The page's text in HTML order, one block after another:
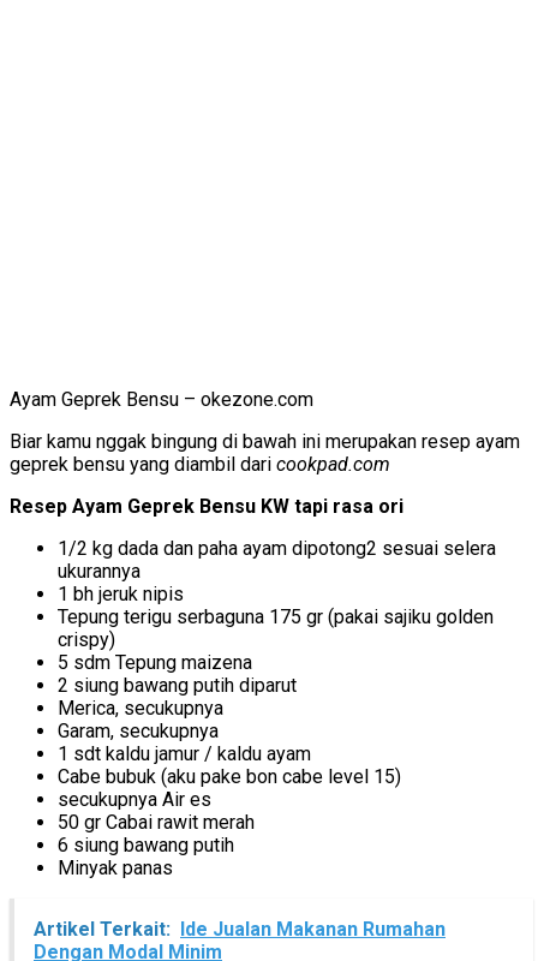
Ayam Geprek Bensu – okezone.com
Biar kamu nggak bingung di bawah ini merupakan resep ayam
geprek bensu yang diambil dari cookpad.com
Resep Ayam Geprek Bensu KW tapi rasa ori
1/2 kg dada dan paha ayam dipotong2 sesuai selera
ukurannya
1 bh jeruk nipis
Tepung terigu serbaguna 175 gr (pakai sajiku golden
crispy)
5 sdm Tepung maizena
2 siung bawang putih diparut
Merica, secukupnya
Garam, secukupnya
1 sdt kaldu jamur / kaldu ayam
Cabe bubuk (aku pake bon cabe level 15)
secukupnya Air es
50 gr Cabai rawit merah
6 siung bawang putih
Minyak panas
Artikel Terkait: Ide Jualan Makanan Rumahan
Dengan Modal Minim